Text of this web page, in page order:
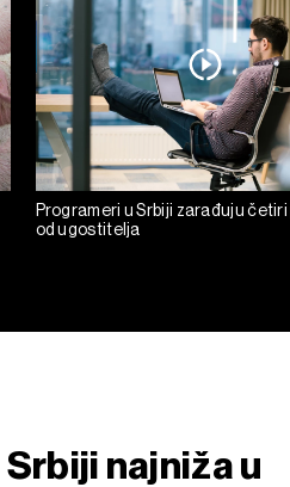
Programeri u Srbiji zarađuju
od ugostitelja
najniža u